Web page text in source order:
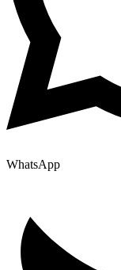
WhatsApp